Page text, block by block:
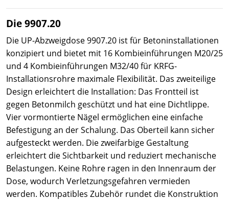
Die 9907.20
Die UP-Abzweigdose 9907.20 ist für Betoninstallationen
konzipiert und bietet mit 16 Kombieinführungen M20/25
und 4 Kombieinführungen M32/40 für KRFG-
Installationsrohre maximale Flexibilität. Das zweiteilige
Design erleichtert die Installation: Das Frontteil ist
gegen Betonmilch geschützt und hat eine Dichtlippe.
Vier vormontierte Nägel ermöglichen eine einfache
Befestigung an der Schalung. Das Oberteil kann sicher
aufgesteckt werden. Die zweifarbige Gestaltung
erleichtert die Sichtbarkeit und reduziert mechanische
Belastungen. Keine Rohre ragen in den Innenraum der
Dose, wodurch Verletzungsgefahren vermieden
werden. Kompatibles Zubehör rundet die Konstruktion